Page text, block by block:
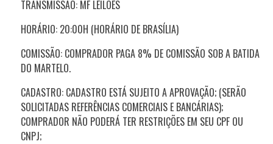
TRANSMISSÃO: MF LEILÕES
HORÁRIO: 20:00H (HORÁRIO DE BRASÍLIA)
COMISSÃO: COMPRADOR PAGA 8% DE COMISSÃO SOB A BATIDA
DO MARTELO.
CADASTRO: CADASTRO ESTÁ SUJEITO A APROVAÇÃO; (SERÃO
SOLICITADAS REFERÊNCIAS COMERCIAIS E BANCÁRIAS);
COMPRADOR NÃO PODERÁ TER RESTRIÇÕES EM SEU CPF OU
CNPJ;